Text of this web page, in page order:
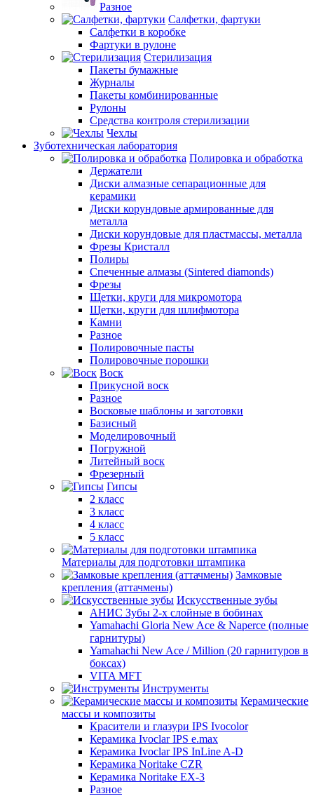
Разное
Салфетки, фартуки
Салфетки в коробке
Фартуки в рулоне
Стерилизация
Пакеты бумажные
Журналы
Пакеты комбинированные
Рулоны
Средства контроля стерилизации
Чехлы
Зуботехническая лаборатория
Полировка и обработка
Держатели
Диски алмазные сепарационные для
керамики
Диски корундовые армированные для
металла
Диски корундовые для пластмассы, металла
Фрезы Кристалл
Полиры
Спеченные алмазы (Sintered diamonds)
Фрезы
Щетки, круги для микромотора
Щетки, круги для шлифмотора
Камни
Разное
Полировочные пасты
Полировочные порошки
Воск
Прикусной воск
Разное
Восковые шаблоны и заготовки
Базисный
Моделировочный
Погружной
Литейный воск
Фрезерный
Гипсы
2 класс
3 класс
4 класс
5 класс
Материалы для подготовки штампика
Замковые
крепления (аттачмены)
Искусственные зубы
АНИС Зубы 2-х слойные в бобинах
Yamahachi Gloria New Ace & Naperce (полные
гарнитуры)
Yamahachi New Ace / Million (20 гарнитуров в
боксах)
VITA MFT
Инструменты
Керамические
массы и композиты
Красители и глазури IPS Ivocolor
Керамика Ivoclar IPS e.max
Керамика Ivoclar IPS InLine A-D
Керамика Noritake CZR
Керамика Noritake EX-3
Разное